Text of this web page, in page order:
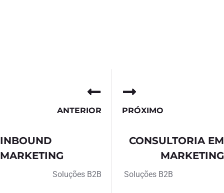
ANTERIOR
INBOUND
MARKETING
Soluções B2B
PRÓXIMO
CONSULTORIA EM
MARKETING
Soluções B2B